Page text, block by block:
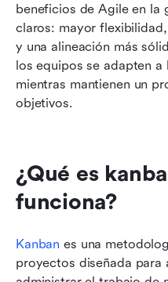
beneficios de Agile en la
claros: mayor
y una alineación más
los equipos se adapten
mientras mantienen un
objetivos.
¿Qué es
funciona?
Kanban es una
proyectos diseñada para